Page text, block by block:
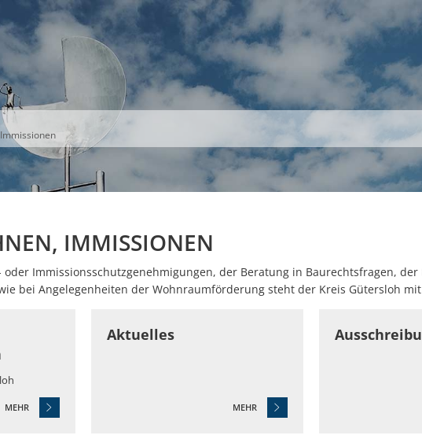
AKTUELLES THEMEN UNSER KREIS KARRIERE
IMMISSIONEN
oder Immissionsschutzgenehmigungen, der Beratung in Baurechtsfragen,
bei Angelegenheiten der Wohnraumförderung steht der Kreis Gütersloh
MEHR
Aktuelles
MEHR